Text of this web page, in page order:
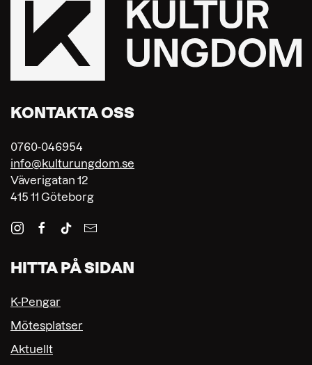
KONTAKTA OSS
0760-046954
info@kulturungdom.se
Väverigatan 12
415 11 Göteborg
HITTA PÅ SIDAN
K-Pengar
Mötesplatser
Aktuellt